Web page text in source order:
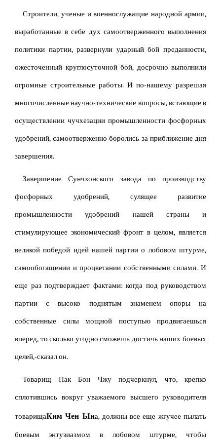
Строители, ученые и военнослужащие народной армии,
выработанные в себе дух самоотверженного выполнения
политики партии, развернули ударный бой преданности,
ожесточенный круглосуточной бой, досрочно выполнили
огромные строительные работы. И по-нашему разрешая
многочисленные научно-технические вопросы, встающие в
осуществлении чучхезации промышленности фосфорных
удобрений, самоотверженно боролись за приближение дня
завершения.
Завершение Сунчхонского завода по производству
фосфорных удобрений, сулящее развитие
промышленности удобрений нашей страны и
стимулирующее экономический фронт в целом, является
великой победой идей нашей партии о лобовом штурме,
самообогащении и процветании собственными силами. И
еще раз подтверждает фактами: когда под руководством
партии с высоко поднятым знаменем опоры на
собственные силы мощной поступью продвигаешься
вперед, то сколько угодно сможешь достичь наших боевых
целей,-сказал он.
Товарищ Пак Бон Чжу подчеркнул, что, крепко
сплотившись вокруг уважаемого высшего руководителя
товарищаКим Чен Ына, должны все еще жгучее пылать
боевым энтузиазмом в лобовом штурме, чтобы